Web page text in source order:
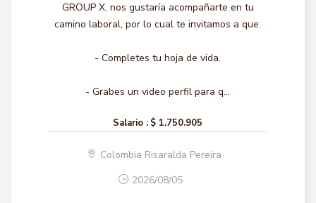
GROUP X, nos gustaría acompañarte en tu
camino laboral, por lo cual te invitamos a que:
- Completes tu hoja de vida.
- Grabes un video perfil para q...
Salario : $ 1.750.905
Colombia Risaralda Pereira
2026/08/05